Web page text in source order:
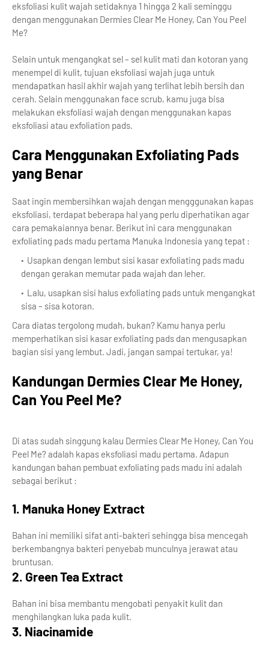
eksfoliasi kulit wajah setidaknya 1 hingga 2 kali seminggu
dengan menggunakan Dermies Clear Me Honey, Can You Peel
Me?
Selain untuk mengangkat sel – sel kulit mati dan kotoran yang
menempel di kulit, tujuan eksfoliasi wajah juga untuk
mendapatkan hasil akhir wajah yang terlihat lebih bersih dan
cerah. Selain menggunakan face scrub, kamu juga bisa
melakukan eksfoliasi wajah dengan menggunakan kapas
eksfoliasi atau exfoliation pads.
Cara Menggunakan Exfoliating Pads
yang Benar
Saat ingin membersihkan wajah dengan mengggunakan kapas
eksfoliasi, terdapat beberapa hal yang perlu diperhatikan agar
cara pemakaiannya benar. Berikut ini cara menggunakan
exfoliating pads madu pertama Manuka Indonesia yang tepat :
Usapkan dengan lembut sisi kasar exfoliating pads madu
dengan gerakan memutar pada wajah dan leher.
Lalu, usapkan sisi halus exfoliating pads untuk mengangkat
sisa – sisa kotoran.
Cara diatas tergolong mudah, bukan? Kamu hanya perlu
memperhatikan sisi kasar exfoliating pads dan mengusapkan
bagian sisi yang lembut. Jadi, jangan sampai tertukar, ya!
Kandungan Dermies Clear Me Honey,
Can You Peel Me?
Di atas sudah singgung kalau Dermies Clear Me Honey, Can You
Peel Me? adalah kapas eksfoliasi madu pertama. Adapun
kandungan bahan pembuat exfoliating pads madu ini adalah
sebagai berikut :
1. Manuka Honey Extract
Bahan ini memiliki sifat anti-bakteri sehingga bisa mencegah
berkembangnya bakteri penyebab munculnya jerawat atau
bruntusan.
2. Green Tea Extract
Bahan ini bisa membantu mengobati penyakit kulit dan
menghilangkan luka pada kulit.
3. Niacinamide